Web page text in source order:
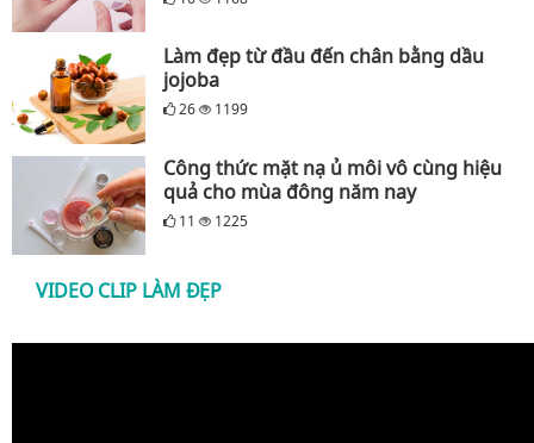
Làm đẹp từ đầu đến chân bằng dầu
jojoba
26 1199
Công thức mặt nạ ủ môi vô cùng hiệu
quả cho mùa đông năm nay
11 1225
VIDEO CLIP LÀM ĐẸP